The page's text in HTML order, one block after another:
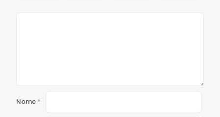
Nome *